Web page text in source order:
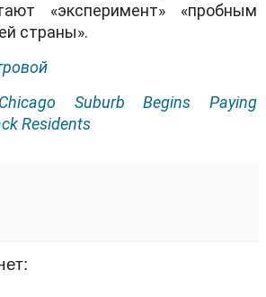
«эксперимент» «пробным
страны».
Suburb Begins Paying
Residents